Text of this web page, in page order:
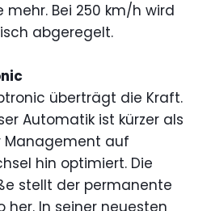
mehr. Bei 250 km/h wird
abgeregelt.
überträgt die Kraft.
Automatik ist kürzer als
Management auf
hin optimiert. Die
stellt der permanente